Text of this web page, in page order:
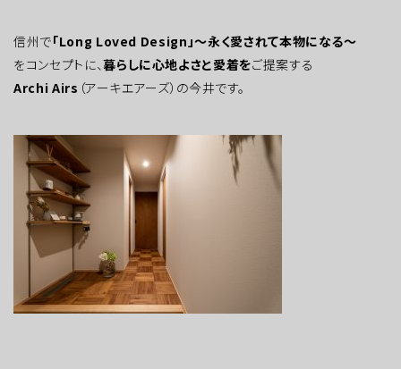
信州で「Long Loved Design」～永く愛されて本物になる～
をコンセプトに、暮らしに心地よさと愛着をご提案する
Archi Airs （アーキエアーズ）の今井です。